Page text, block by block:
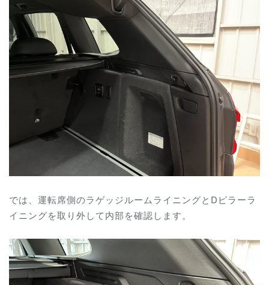
では、運転席側のラゲッジルームライニングとDピラーラ
イニングを取り外して内部を確認します。